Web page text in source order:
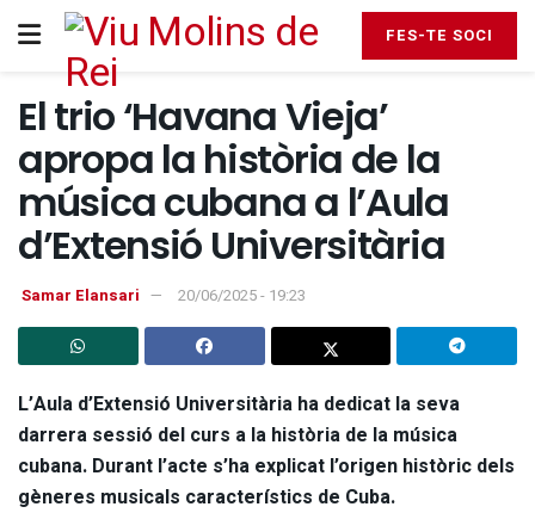
FES-TE SOCI
El trio ‘Havana Vieja’
apropa la història de la
música cubana a l’Aula
d’Extensió Universitària
Samar Elansari 20/06/2025 - 19:23
L’Aula d’Extensió Universitària ha dedicat la seva
darrera sessió del curs a la història de la música
cubana. Durant l’acte s’ha explicat l’origen històric dels
gèneres musicals característics de Cuba.